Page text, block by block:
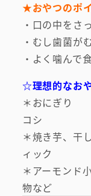
★おやつのポ
・口の中をさ
・むし歯菌が
・よく噛んで
☆理想的なお
＊おに
コシ
＊焼き芋
ィック
＊アーモ
物など